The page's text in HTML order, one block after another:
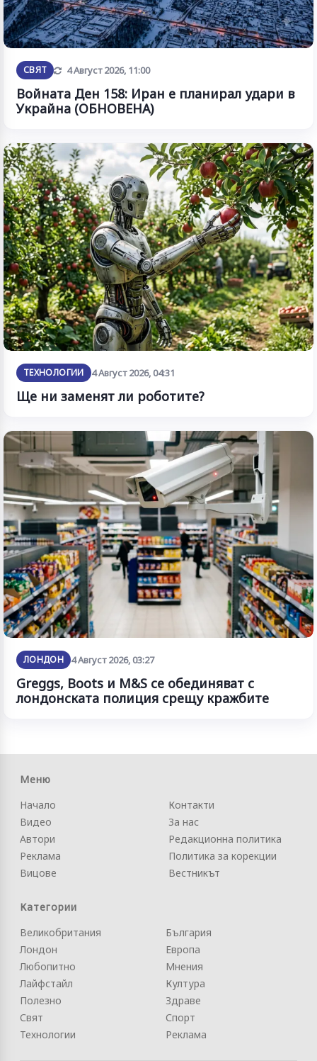
СВЯТ Обновена
4 Август 2026, 11:00
Войната Ден 158: Иран е планирал удари в
Украйна (ОБНОВЕНА)
ТЕХНОЛОГИИ 4 Август 2026, 04:31
Ще ни заменят ли роботите?
ЛОНДОН 4 Август 2026, 03:27
Greggs, Boots и M&S се обединяват с
лондонската полиция срещу кражбите
Меню
Начало
Видео
Автори
Реклама
Вицове
Контакти
За нас
Редакционна политика
Политика за корекции
Вестникът
Категории
Великобритания
Лондон
Любопитно
Лайфстайл
Полезно
Свят
Технологии
България
Европа
Мнения
Култура
Здраве
Спорт
Реклама